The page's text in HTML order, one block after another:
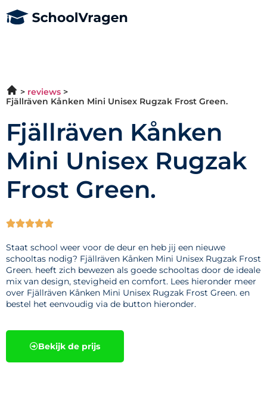
reviews
Fjällräven Kånken Mini Unisex Rugzak Frost Green.
Fjällräven Kånken
Mini Unisex Rugzak
Frost Green.

Staat school weer voor de deur en heb jij een nieuwe
schooltas nodig? Fjällräven Kånken Mini Unisex Rugzak Frost
Green. heeft zich bewezen als goede schooltas door de ideale
mix van design, stevigheid en comfort. Lees hieronder meer
over Fjällräven Kånken Mini Unisex Rugzak Frost Green. en
bestel het eenvoudig via de button hieronder.
Bekijk de prijs